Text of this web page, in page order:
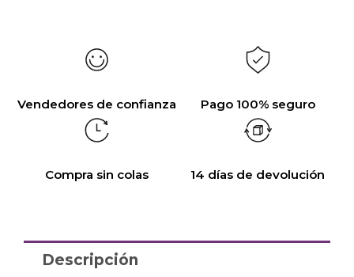
Vendedores de confianza Pago 100% seguro
Compra sin colas 14 días de devolución
Descripción